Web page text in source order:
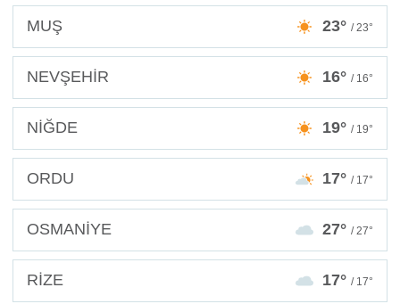
MUŞ 23° / 23°
NEVŞEHİR 16° / 16°
NİĞDE 19° / 19°
ORDU 17° / 17°
OSMANİYE 27° / 27°
RİZE 17° / 17°